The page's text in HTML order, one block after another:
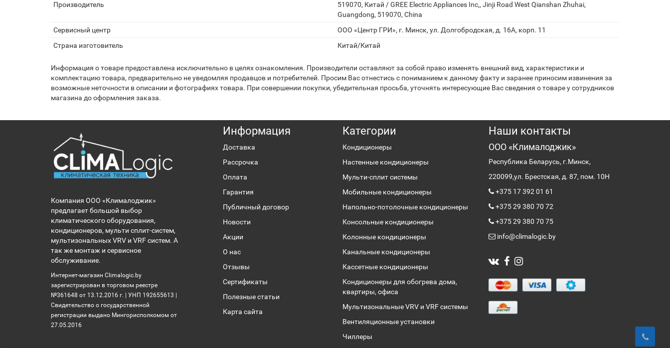
Производитель
519070, Китай / GREE Electric Appliances Inc,, Jinji Road West Qianshan Zhuhai,
Guangdong, 519070, China
Сервисный центр
ООО «Центр ГРИ», г. Минск, ул. Долгобродская, д. 16А, корп. 11
Страна изготовитель
Китай/Китай
Информация о товаре предоставлена исключительно в целях ознакомления. Производители оставляют за собой право изменять внешний вид, характеристики и
комплектацию товара, предварительно не уведомляя продавцов и потребителей. Просим Вас отнестись с пониманием к данному факту и заранее приносим извинения за
возможные неточности в описании и фотографиях товара. При совершении покупки, убедительная просьба, уточнять интересующие Вас сведения о товаре у сотрудников
магазина до оформления заказа.
Компания ООО «Клималоджик»
предлагает большой выбор
климатического оборудования,
кондиционеров, мульти сплит-систем,
мультизональных VRV и VRF систем. А
так же монтаж и сервисное
обслуживание.
Интернет-магазин Climalogic.by
зарегистрирован в торговом реестре
№361648 от 13.12.2016 г. | УНП 192655613 |
Свидетельство о государственной
регистрации выдано Мингорисполкомом от
27.05.2016
Информация
Доставка
Рассрочка
Оплата
Гарантия
Публичный договор
Новости
Акции
О нас
Отзывы
Сертификаты
Полезные статьи
Карта сайта
Категории
Кондиционеры
Настенные кондиционеры
Мульти-сплит системы
Мобильные кондиционеры
Напольно-потолочные кондиционеры
Консольные кондиционеры
Колонные кондиционеры
Канальные кондиционеры
Кассетные кондиционеры
Кондиционеры для обогрева дома,
квартиры, офиса
Мультизональные VRV и VRF системы
Вентиляционные установки
Чиллеры
Наши контакты
ООО «Клималоджик»
Республика Беларусь, г.Минск,
220099,ул. Брестская, д. 87, пом. 10Н
+375 17 392 01 61
+375 29 380 70 72
+375 29 380 70 75
info@climalogic.by